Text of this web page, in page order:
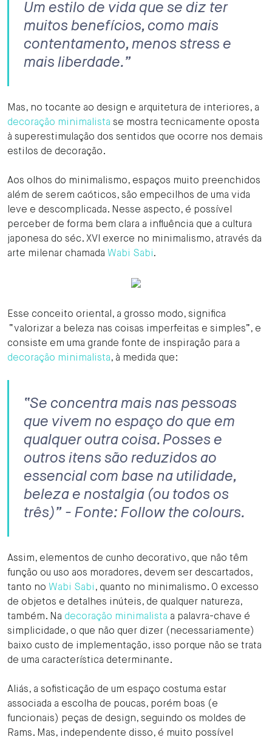
Um estilo de vida que se diz ter
muitos benefícios, como mais
contentamento, menos stress e
mais liberdade.”
Mas, no tocante ao design e arquitetura de interiores, a
decoração minimalista se mostra tecnicamente oposta
à superestimulação dos sentidos que ocorre nos demais
estilos de decoração.
Aos olhos do minimalismo, espaços muito preenchidos
além de serem caóticos, são empecilhos de uma vida
leve e descomplicada. Nesse aspecto, é possível
perceber de forma bem clara a influência que a cultura
japonesa do séc. XVl exerce no minimalismo, através da
arte milenar chamada Wabi Sabi.
Esse conceito oriental, a grosso modo, significa
“valorizar a beleza nas coisas imperfeitas e simples”, e
consiste em uma grande fonte de inspiração para a
decoração minimalista, à medida que:
“Se concentra mais nas pessoas
que vivem no espaço do que em
qualquer outra coisa. Posses e
outros itens são reduzidos ao
essencial com base na utilidade,
beleza e nostalgia (ou todos os
três)” - Fonte: Follow the colours.
Assim, elementos de cunho decorativo, que não têm
função ou uso aos moradores, devem ser descartados,
tanto no Wabi Sabi , quanto no minimalismo. O excesso
de objetos e detalhes inúteis, de qualquer natureza,
também. Na decoração minimalista a palavra-chave é
simplicidade, o que não quer dizer (necessariamente)
baixo custo de implementação, isso porque não se trata
de uma característica determinante.
Aliás, a sofisticação de um espaço costuma estar
associada a escolha de poucas, porém boas (e
funcionais) peças de design, seguindo os moldes de
Rams. Mas, independente disso, é muito possível